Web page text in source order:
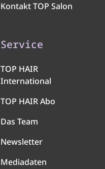
Kontakt TOP Salon
Service
TOP HAIR
International
TOP HAIR Abo
Das Team
Newsletter
Mediadaten